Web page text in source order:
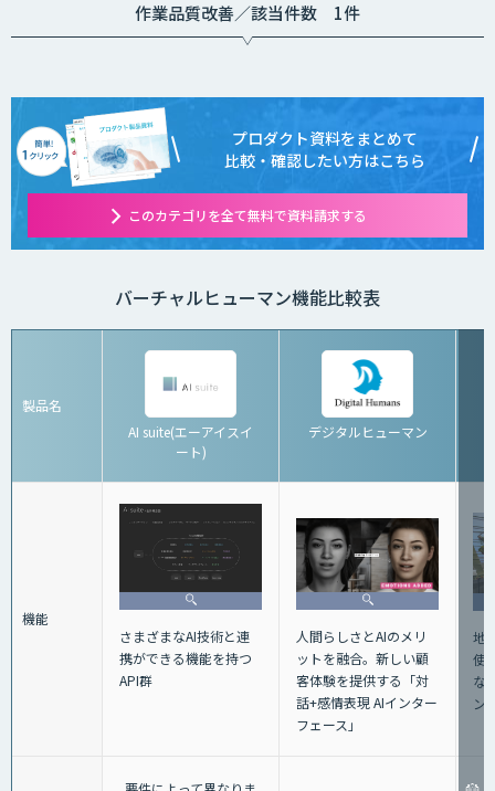
作業品質改善／該当件数 1件
プロダクト資料をまとめて
比較・確認したい方はこちら
このカテゴリを全て無料で資料請求する
バーチャルヒューマン機能比較表
製品名
AI suite(エーアイスイ
ート)
デジタルヒューマン
機能
さまざまなAI技術と連
携ができる機能を持つ
API群
人間らしさとAIのメリ
ットを融合。新しい顧
客体験を提供する「対
話+感情表現 AIインター
フェース」
地
使
な
ン